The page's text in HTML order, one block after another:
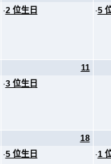
·2 位生日 ·5
11
·3 位生日
18
·5 位生日 ·1